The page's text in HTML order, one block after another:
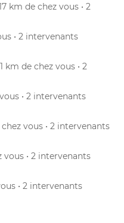
km de chez vous • 2
• 2 intervenants
km de chez vous • 2
• 2 intervenants
chez vous • 2 intervenants
vous • 2 intervenants
• 2 intervenants